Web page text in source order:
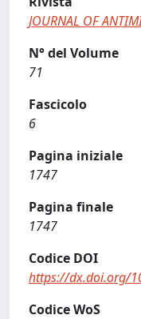
JOURNAL OF
N° del Volume
71
Fascicolo
6
Pagina iniziale
1747
Pagina finale
1747
Codice DOI
https://dx.doi.org/
Codice WoS